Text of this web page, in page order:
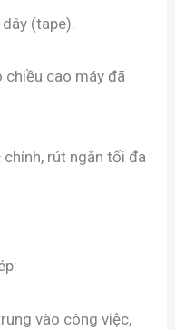
(tape).
cao máy đã
rút ngắn tối đa
vào công việc,